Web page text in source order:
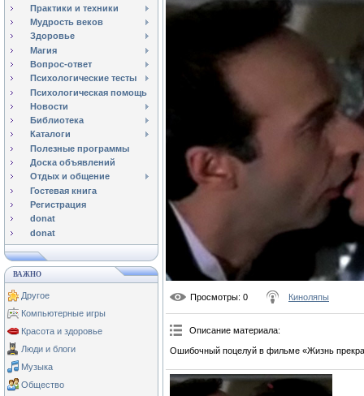
Практики и техники
Мудрость веков
Здоровье
Магия
Вопрос-ответ
Психологические тесты
Психологическая помощь
Новости
Библиотека
Каталоги
Полезные программы
Доска объявлений
Отдых и общение
Гостевая книга
Регистрация
donat
donat
ВАЖНО
Другое
Компьютерные игры
Красота и здоровье
Люди и блоги
Музыка
Общество
Просмотры: 0 Киноляпы
Описание материала:
Ошибочный поцелуй в фильме «Жизнь